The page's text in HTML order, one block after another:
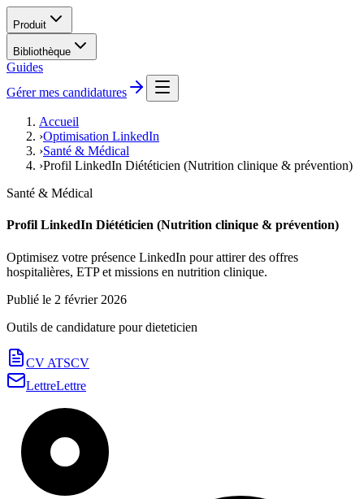
Produit
Bibliothèque
Guides
Gérer mes candidatures
Accueil
›Optimisation LinkedIn
›Santé & Médical
›Profil LinkedIn Diététicien (Nutrition clinique & prévention)
Santé & Médical
Profil LinkedIn Diététicien (Nutrition clinique & prévention)
Optimisez votre présence LinkedIn pour attirer des offres
hospitalières, ETP et missions en nutrition clinique.
Publié le 2 février 2026
Outils de candidature pourdieteticien
CV ATSCV
LettreLettre